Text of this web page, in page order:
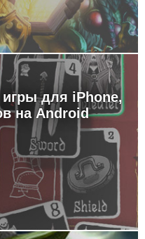
для iPhone,
на Android